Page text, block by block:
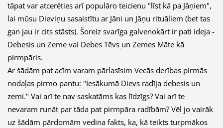
tāpat var atcerēties arī populāro teicienu "līst kā pa Jāņiem",
lai mūsu Dieviņu sasaistītu ar Jāni un Jāņu rituāliem (bet tas
gan jau ir cits stāsts). Šoreiz svarīga galvenokārt ir pati ideja -
Debesis un Zeme vai Debes Tēvs un Zemes Māte kā
pirmpāris.
Ar šādām pat acīm varam pārlasīsim Vecās derības pirmās
nodaļas pirmo pantu: "Iesākumā Dievs radīja debesis un
zemi." Vai arī te nav saskatāms kas līdzīgs? Vai arī te
nevaram runāt par tāda pat pirmpāra radībām? Vēl jo vairāk
uz šādām pārdomām vedina fakts, ka, kā teikts turpmākos